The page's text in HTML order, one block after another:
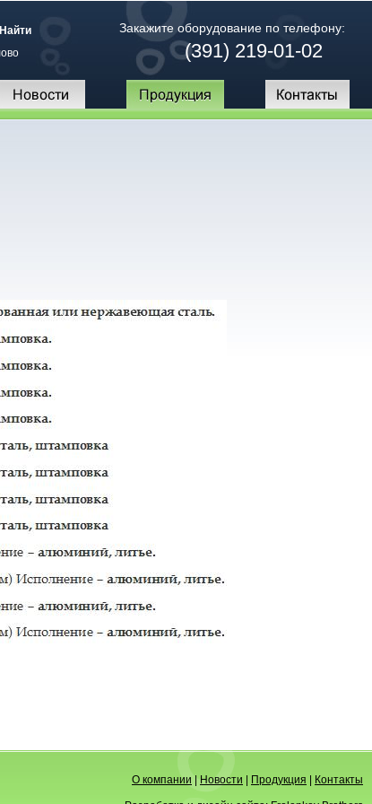
Закажите оборудование по телефону:
(391) 219-01-02
О компании |Новости Продукция Контакты